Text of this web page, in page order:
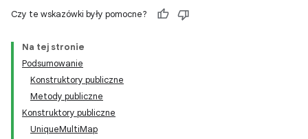
Czy te wskazówki były pomocne?
Na tej stronie
Podsumowanie
Konstruktory publiczne
Metody publiczne
Konstruktory publiczne
UniqueMultiMap